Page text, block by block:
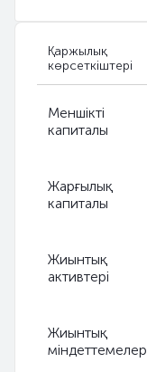
Қаржылық
көрсеткіштері
Меншікті
капиталы
Жарғылық
капиталы
Жиынтық
активтері
Жиынтық
міндеттемелер